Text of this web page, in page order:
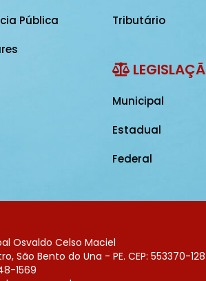
Pública
Tributário
Municipal
Estadual
Federal
Osvaldo Celso Maciel
São Bento do Una - PE. CEP: 553370-128
1569